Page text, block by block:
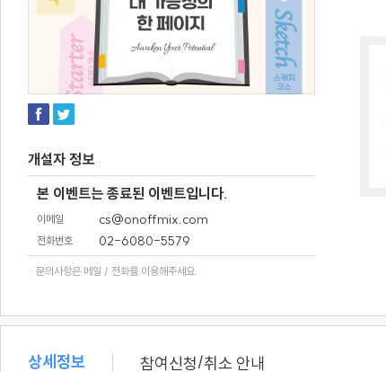
개설자 정보
본 이벤트는 종료된 이벤트입니다.
이메일 cs@onoffmix.com
전화번호 02-6080-5579
· 문의사항은 메일 / 전화를 이용해주세요
상세정보 참여신청/취소 안내